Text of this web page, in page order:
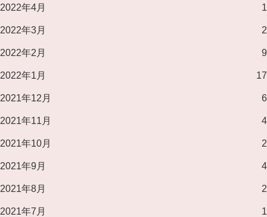
2022年4月 1
2022年3月 2
2022年2月 9
2022年1月 17
2021年12月 6
2021年11月 4
2021年10月 2
2021年9月 4
2021年8月 2
2021年7月 1